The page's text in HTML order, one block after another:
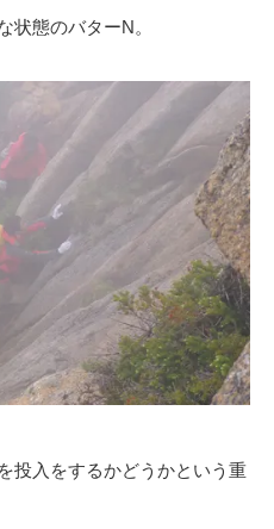
状態のバターN。
投入をするかどうかという重